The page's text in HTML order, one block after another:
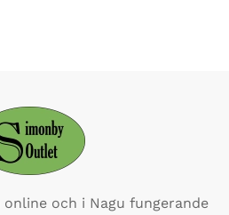
och i Nagu fungerande